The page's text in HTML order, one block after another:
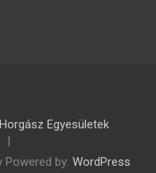
Egyesületek
Powered by: WordPress